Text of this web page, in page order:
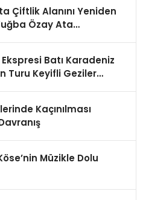
Çiftlik Alanını Yeniden
Özay Ata
Batı Karadeniz
Turu Keyifli Geziler
Kaçınılması
Müzikle Dolu